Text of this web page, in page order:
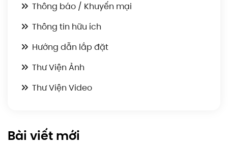
Thông báo / Khuyến mại
Thông tin hữu ích
Hướng dẫn lắp đặt
Thư Viện Ảnh
Thư Viện Video
Bài viết mới